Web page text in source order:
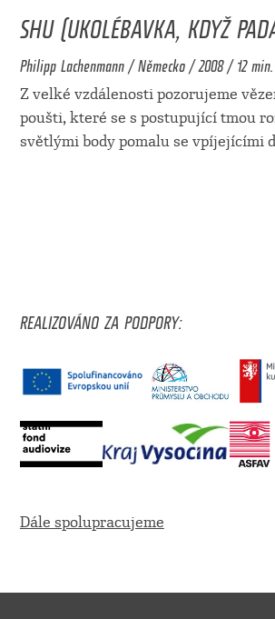
SHU (UKOLÉBAVKA, KDYŽ
Philipp Lachenmann / Německo / 2008 / 12
Z velké vzdálenosti pozorujeme
poušti, které se s postupující tmou
světlými body pomalu se vpíjejícími
REALIZOVÁNO ZA PODPORY:
Dále spolupracujeme